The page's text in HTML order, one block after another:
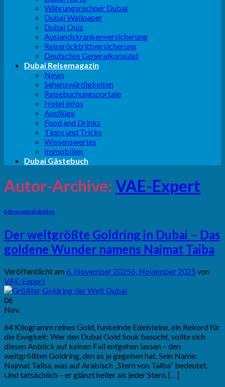
Währungsrechner Dubai
Dubai Wallpaper
Dubai Quiz
Auslandskrankenversicherung
Reiserücktrittversicherung
Deutsches Generalkonsulat
Dubai Reisemagazin
News
Sehenswürdigkeiten
Reisebuchungsportale
Hotel Infos
Ausflüge
Food and Drinks
Tipps und Tricks
Wissenswertes
Immobilien
Dubai Gästebuch
Autor-Archive: VAE-Expert
Sehenswürdigkeiten
Der weltgrößte Goldring in Dubai – Das
goldene Wunder namens Najmat Taiba
Veröffentlicht am 6. November 20256. November 2025 von
VAE-Expert
06
Nov.
64 Kilogramm reines Gold, funkelnde Edelsteine, ein Rekord für
die Ewigkeit: Wer den Dubai Gold Souk besucht, sollte sich
diesen Anblick auf keinen Fall entgehen lassen – den
weltgrößten Goldring, den es je gegeben hat. Sein Name:
Najmat Taiba, was auf Arabisch „Stern von Taiba“ bedeutet.
Und tatsächlich – er glänzt heller als jeder Stern. […]